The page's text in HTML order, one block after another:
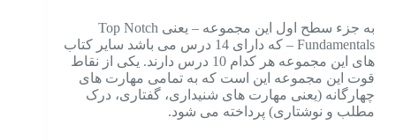
به جزء سطح اول این مجموعه – یعنی Top Notch
Fundamentals – که دارای 14 درس می باشد سایر کتاب
های این مجموعه هر کدام 10 درس دارند. یکی از نقاط
قوت این مجموعه این است که به تمامی مهارت های
چهارگانه (یعنی مهارت های شنیداری، گفتاری، درک
مطلب و نوشتاری) پرداخته می شود.